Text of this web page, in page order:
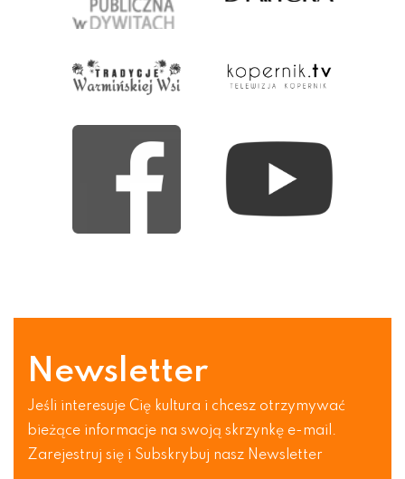
Newsletter
Jeśli interesuje Cię kultura i chcesz otrzymywać
bieżące informacje na swoją skrzynkę e-mail.
Zarejestruj się i Subskrybuj nasz Newsletter